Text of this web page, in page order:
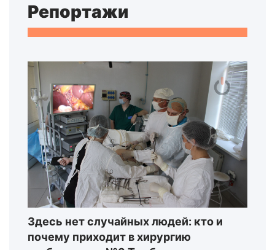
Репортажи
Здесь нет случайных людей: кто и
почему приходит в хирургию